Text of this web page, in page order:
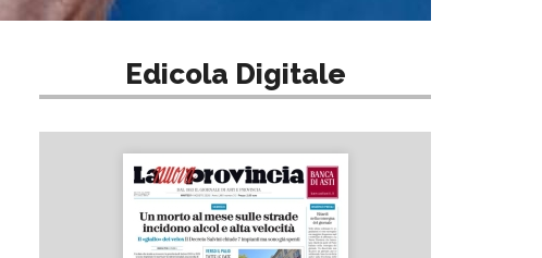
Edicola Digitale